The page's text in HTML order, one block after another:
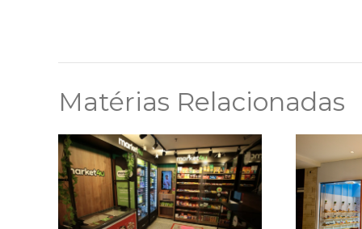
Matérias Relacionadas